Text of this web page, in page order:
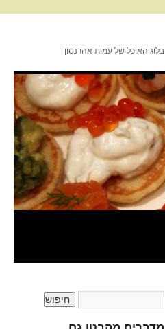
בלוג האוכל של עמית אהרנסון